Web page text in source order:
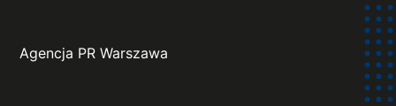
Agencja PR Warszawa